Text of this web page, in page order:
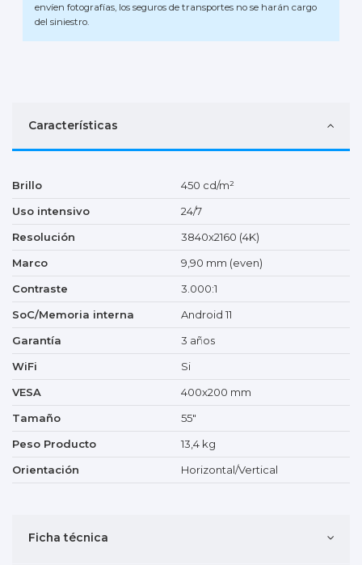
envíen fotografías, los seguros de transportes no se harán cargo
del siniestro.
Características
Brillo
450 cd/m²
Uso intensivo
24/7
Resolución
3840x2160 (4K)
Marco
9,90 mm (even)
Contraste
3.000:1
SoC/Memoria interna
Android 11
Garantía
3 años
WiFi
Si
VESA
400x200 mm
Tamaño
55"
Peso Producto
13,4 kg
Orientación
Horizontal/Vertical
Ficha técnica